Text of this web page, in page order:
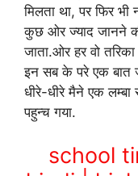
मिलता था, पर फिर
कुछ ओर ज्याद जानने
जाता.ओर हर वो
इन सब के परे एक बात
धीरे-धीरे मैने एक लम्बा
पहुन्च गया.
school